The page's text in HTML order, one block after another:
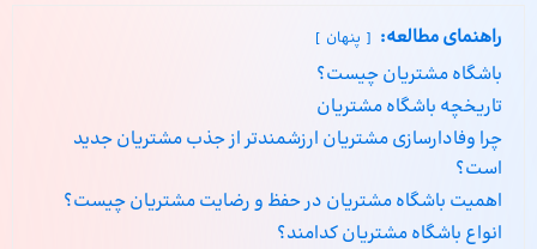
راهنمای مطالعه: پنهان
باشگاه مشتریان چیست؟
تاریخچه باشگاه مشتریان
چرا وفادارسازی مشتریان ارزشمندتر از جذب مشتریان جدید
است؟
اهمیت باشگاه مشتریان در حفظ و رضایت مشتریان چیست؟
انواع باشگاه مشتریان کدامند؟